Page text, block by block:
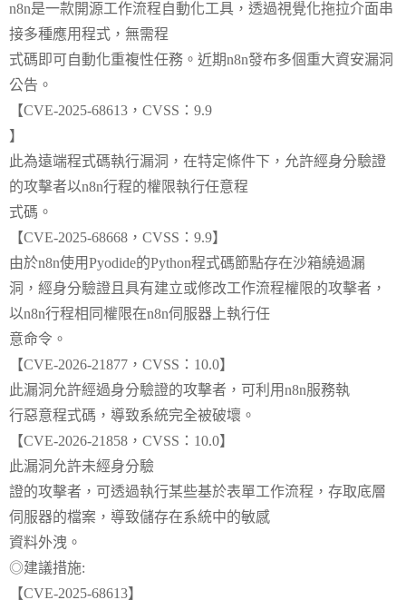
n8n是一款開源工作流程自動化工具，透過視覺化拖拉介面串
接多種應用程式，無需程
式碼即可自動化重複性任務。近期n8n發布多個重大資安漏洞
公告。
【CVE-2025-68613，CVSS：9.9
】
此為遠端程式碼執行漏洞，在特定條件下，允許經身分驗證
的攻擊者以n8n行程的權限執行任意程
式碼。
【CVE-2025-68668，CVSS：9.9】
由於n8n使用Pyodide的Python程式碼節點存在沙箱繞過漏
洞，經身分驗證且具有建立或修改工作流程權限的攻擊者，
以n8n行程相同權限在n8n伺服器上執行任
意命令。
【CVE-2026-21877，CVSS：10.0】
此漏洞允許經過身分驗證的攻擊者，可利用n8n服務執
行惡意程式碼，導致系統完全被破壞。
【CVE-2026-21858，CVSS：10.0】
此漏洞允許未經身分驗
證的攻擊者，可透過執行某些基於表單工作流程，存取底層
伺服器的檔案，導致儲存在系統中的敏感
資料外洩。
◎建議措施:
【CVE-2025-68613】